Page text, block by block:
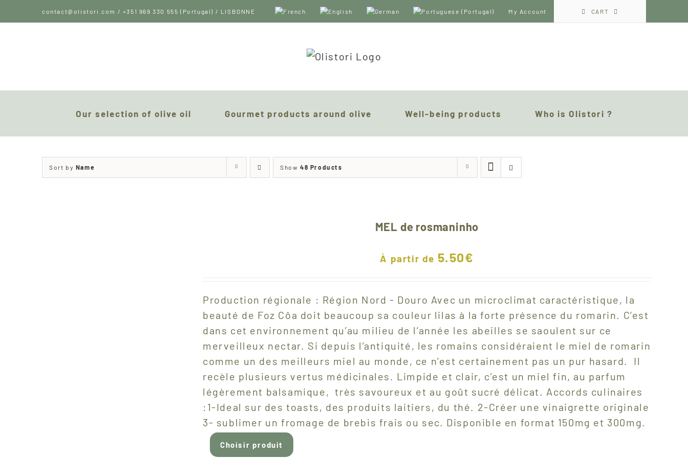
to
contact@olistori.com / +351 969 330 555 (Portugal) / LISBONNE My Account CART
Our selection of olive oil Gourmet products around olive Well-being products Who is Olistori ?
Sort by Name Show 48 Products
MEL de rosmaninho
À partir de 5.50€
Production régionale : Région Nord - Douro Avec un microclimat caractéristique, la
beauté de Foz Côa doit beaucoup sa couleur lilas à la forte présence du romarin. C’est
dans cet environnement qu’au milieu de l’année les abeilles se saoulent sur ce
merveilleux nectar. Si depuis l’antiquité, les romains considéraient le miel de romarin
comme un des meilleurs miel au monde, ce n’est certainement pas un pur hasard. Il
recèle plusieurs vertus médicinales. Limpide et clair, c’est un miel fin, au parfum
légèrement balsamique, très savoureux et au goût sucré délicat. Accords culinaires
:1-Ideal sur des toasts, des produits laitiers, du thé. 2-Créer une vinaigrette originale
3- sublimer un fromage de brebis frais ou sec. Disponible en format 150mg et 300mg.
Choisir produit